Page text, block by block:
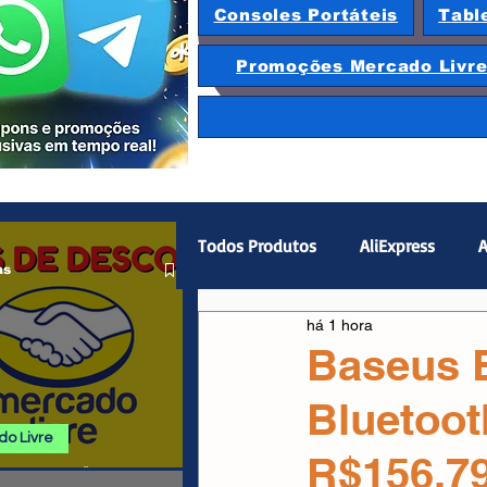
Consoles Portáteis
Promoções Mercado Livre
PROMOÇÕES
Livre
Todos Produtos AliExpress
Magazine Luiza
Smartphones
Baseus
há 1 hora